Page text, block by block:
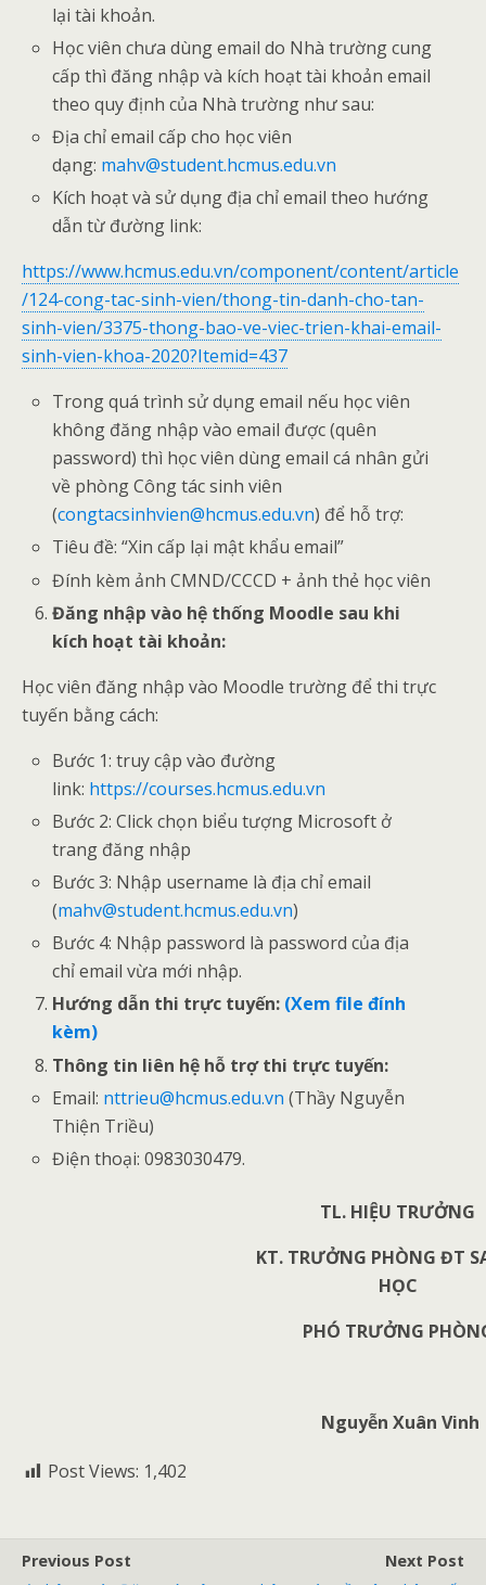
lại tài khoản.
Học viên chưa dùng email do Nhà trường cung
cấp thì đăng nhập và kích hoạt tài khoản email
theo quy định của Nhà trường như sau:
Địa chỉ email cấp cho học viên
dạng: mahv@student.hcmus.edu.vn
Kích hoạt và sử dụng địa chỉ email theo hướng
dẫn từ đường link:
https://www.hcmus.edu.vn/component/content/article
/124-cong-tac-sinh-vien/thong-tin-danh-cho-tan-
sinh-vien/3375-thong-bao-ve-viec-trien-khai-email-
sinh-vien-khoa-2020?Itemid=437
Trong quá trình sử dụng email nếu học viên
không đăng nhập vào email được (quên
password) thì học viên dùng email cá nhân gửi
về phòng Công tác sinh viên
(congtacsinhvien@hcmus.edu.vn) để hỗ trợ:
Tiêu đề: “Xin cấp lại mật khẩu email”
Đính kèm ảnh CMND/CCCD + ảnh thẻ học viên
Đăng nhập vào hệ thống Moodle sau khi
kích hoạt tài khoản:
Học viên đăng nhập vào Moodle trường để thi trực
tuyến bằng cách:
Bước 1: truy cập vào đường
link: https://courses.hcmus.edu.vn
Bước 2: Click chọn biểu tượng Microsoft ở
trang đăng nhập
Bước 3: Nhập username là địa chỉ email
(mahv@student.hcmus.edu.vn)
Bước 4: Nhập password là password của địa
chỉ email vừa mới nhập.
Hướng dẫn thi trực tuyến: (Xem file đính
kèm)
Thông tin liên hệ hỗ trợ thi trực tuyến:
Email: nttrieu@hcmus.edu.vn (Thầy Nguyễn
Thiện Triều)
Điện thoại: 0983030479.
TL. HIỆU TRƯỞNG
KT. TRƯỞNG PHÒNG ĐT
HỌC
PHÓ TRƯỞNG
Nguyễn Xuân Vinh
Post Views: 1,402
Previous Post
Next Post